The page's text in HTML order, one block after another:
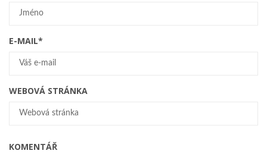
E-MAIL*
WEBOVÁ STRÁNKA
KOMENTÁŘ